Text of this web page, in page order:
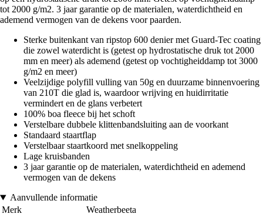
tot 2000 g/m2. 3 jaar garantie op de materialen, waterdichtheid en
ademend vermogen van de dekens voor paarden.
Sterke buitenkant van ripstop 600 denier met Guard-Tec coating
die zowel waterdicht is (getest op hydrostatische druk tot 2000
mm en meer) als ademend (getest op vochtigheiddamp tot 3000
g/m2 en meer)
Veelzijdige polyfill vulling van 50g en duurzame binnenvoering
van 210T die glad is, waardoor wrijving en huidirritatie
vermindert en de glans verbetert
100% boa fleece bij het schoft
Verstelbare dubbele klittenbandsluiting aan de voorkant
Standaard staartflap
Verstelbaar staartkoord met snelkoppeling
Lage kruisbanden
3 jaar garantie op de materialen, waterdichtheid en ademend
vermogen van de dekens
Aanvullende informatie
Merk
Weatherbeeta